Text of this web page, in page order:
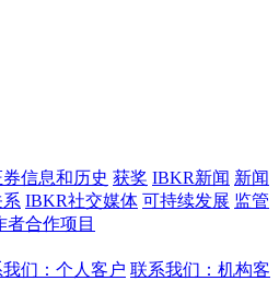
信息和历史 获奖 IBKR新闻 新闻
IBKR社交媒体 可持续发展 监管
者合作项目
们：个人客户 联系我们：机构客